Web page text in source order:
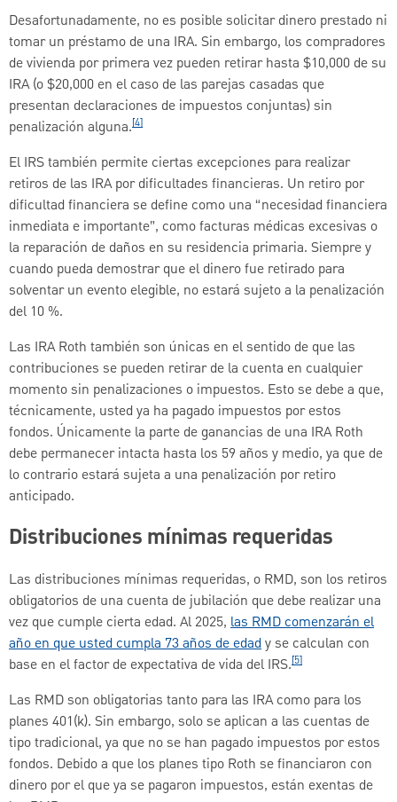
Desafortunadamente, no es posible solicitar dinero prestado ni
tomar un préstamo de una IRA. Sin embargo, los compradores
de vivienda por primera vez pueden retirar hasta $10,000 de su
IRA (o $20,000 en el caso de las parejas casadas que
presentan declaraciones de impuestos conjuntas) sin
penalización alguna.[4]
El IRS también permite ciertas excepciones para realizar
retiros de las IRA por dificultades financieras. Un retiro por
dificultad financiera se define como una “necesidad financiera
inmediata e importante”, como facturas médicas excesivas o
la reparación de daños en su residencia primaria. Siempre y
cuando pueda demostrar que el dinero fue retirado para
solventar un evento elegible, no estará sujeto a la penalización
del 10 %.
Las IRA Roth también son únicas en el sentido de que las
contribuciones se pueden retirar de la cuenta en cualquier
momento sin penalizaciones o impuestos. Esto se debe a que,
técnicamente, usted ya ha pagado impuestos por estos
fondos. Únicamente la parte de ganancias de una IRA Roth
debe permanecer intacta hasta los 59 años y medio, ya que de
lo contrario estará sujeta a una penalización por retiro
anticipado.
Distribuciones mínimas requeridas
Las distribuciones mínimas requeridas, o RMD, son los retiros
obligatorios de una cuenta de jubilación que debe realizar una
vez que cumple cierta edad. Al 2025, las RMD comenzarán el
año en que usted cumpla 73 años de edady se calculan con
base en el factor de expectativa de vida del IRS.[5]
Las RMD son obligatorias tanto para las IRA como para los
planes 401(k). Sin embargo, solo se aplican a las cuentas de
tipo tradicional, ya que no se han pagado impuestos por estos
fondos. Debido a que los planes tipo Roth se financiaron con
dinero por el que ya se pagaron impuestos, están exentas de